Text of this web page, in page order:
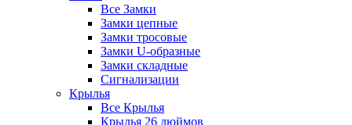
Все Замки
Замки цепные
Замки тросовые
Замки U-образные
Замки складные
Сигнализации
Крылья
Все Крылья
Крылья 26 дюймов